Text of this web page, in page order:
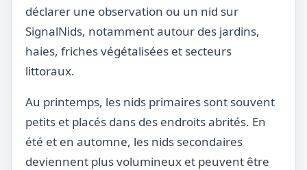
déclarer une observation ou un nid sur
SignalNids, notamment autour des jardins,
haies, friches végétalisées et secteurs
littoraux.
Au printemps, les nids primaires sont souvent
petits et placés dans des endroits abrités. En
été et en automne, les nids secondaires
deviennent plus volumineux et peuvent être